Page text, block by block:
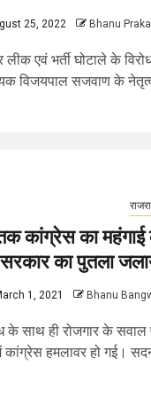
25, 2022 Bhanu
एवं भर्ती घोटाले के
विजयपाल सजवाण के
कांग्रेस का
का पुतला
1, 2021 Bhanu
के साथ ही रोजगार के सवाल
कांग्रेस हमलावर हो गई।